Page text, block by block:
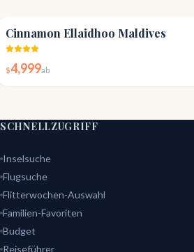
Cinnamon Ellaidhoo Maldives
$4,999ab
SCHNELLZUGRIFF
Inselsuche
Flugsuche
Flitterwochen-Auswahl
Familien-Favoriten
Budget
Reiseführer